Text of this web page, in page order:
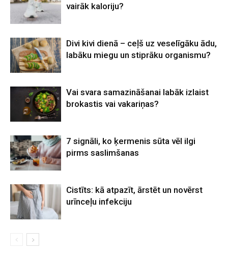
vairāk kaloriju?
Divi kivi dienā – ceļš uz veselīgāku ādu,
labāku miegu un stiprāku organismu?
Vai svara samazināšanai labāk izlaist
brokastis vai vakariņas?
7 signāli, ko ķermenis sūta vēl ilgi
pirms saslimšanas
Cistīts: kā atpazīt, ārstēt un novērst
urīnceļu infekciju